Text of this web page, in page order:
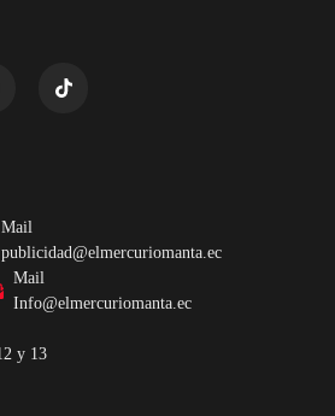
Mail
publicidad@elmercuriomanta.ec
Mail
Info@elmercuriomanta.ec
y 13